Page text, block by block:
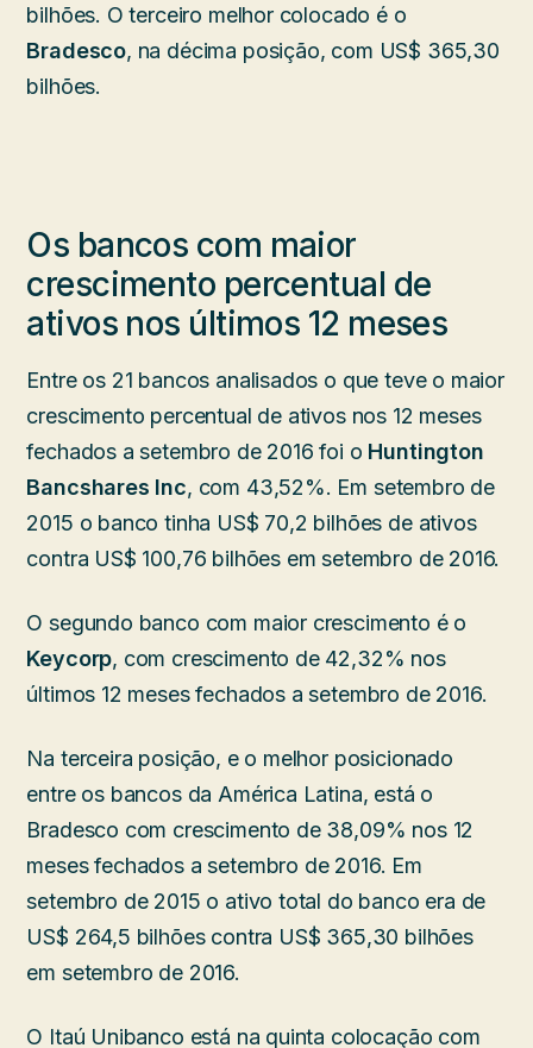
bilhões. O terceiro melhor colocado é o
Bradesco, na décima posição, com US$ 365,30
bilhões.
Os bancos com maior
crescimento percentual de
ativos nos últimos 12 meses
Entre os 21 bancos analisados o que teve o maior
crescimento percentual de ativos nos 12 meses
fechados a setembro de 2016 foi o Huntington
Bancshares Inc, com 43,52%. Em setembro de
2015 o banco tinha US$ 70,2 bilhões de ativos
contra US$ 100,76 bilhões em setembro de 2016.
O segundo banco com maior crescimento é o
Keycorp, com crescimento de 42,32% nos
últimos 12 meses fechados a setembro de 2016.
Na terceira posição, e o melhor posicionado
entre os bancos da América Latina, está o
Bradesco com crescimento de 38,09% nos 12
meses fechados a setembro de 2016. Em
setembro de 2015 o ativo total do banco era de
US$ 264,5 bilhões contra US$ 365,30 bilhões
em setembro de 2016.
O Itaú Unibanco está na quinta colocação com